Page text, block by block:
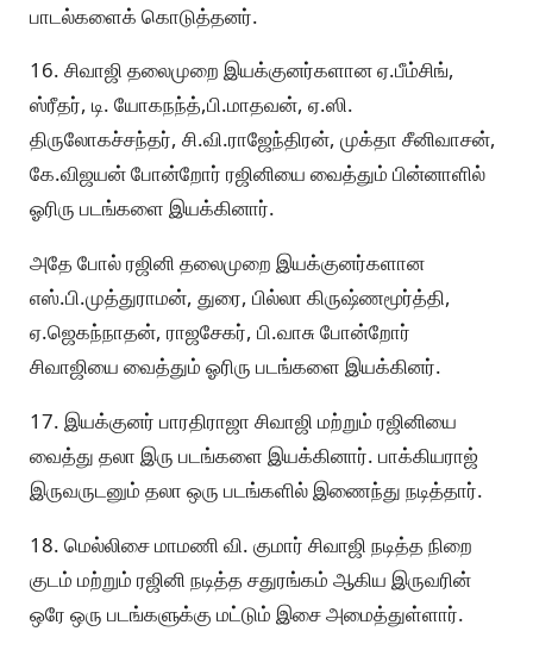
பாடல்களைக் கொடுத்தனர்.
16. சிவாஜி தலைமுறை இயக்குனர்களான ஏ.பீம்சிங்,
ஸ்ரீதர், டி. யோகநந்த்,பி.மாதவன், ஏ.ஸி.
திருலோகச்சந்தர், சி.வி.ராஜேந்திரன், முக்தா சீனிவாசன்,
கே.விஜயன் போன்றோர் ரஜினியை வைத்தும் பின்னாளில்
ஓரிரு படங்களை இயக்கினார்.
அதே போல் ரஜினி தலைமுறை இயக்குனர்களான
எஸ்.பி.முத்துராமன், துரை, பில்லா கிருஷ்ணமூர்த்தி,
ஏ.ஜெகந்நாதன், ராஜசேகர், பி.வாசு போன்றோர்
சிவாஜியை வைத்தும் ஓரிரு படங்களை இயக்கினர்.
17. இயக்குனர் பாரதிராஜா சிவாஜி மற்றும் ரஜினியை
வைத்து தலா இரு படங்களை இயக்கினார். பாக்கியராஜ்
இருவருடனும் தலா ஒரு படங்களில் இணைந்து நடித்தார்.
18. மெல்லிசை மாமணி வி. குமார் சிவாஜி நடித்த நிறை
குடம் மற்றும் ரஜினி நடித்த சதுரங்கம் ஆகிய இருவரின்
ஒரே ஒரு படங்களுக்கு மட்டும் இசை அமைத்துள்ளார்.